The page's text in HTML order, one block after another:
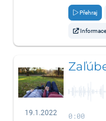
Přehraj
Informace
19.1.2022 0:00